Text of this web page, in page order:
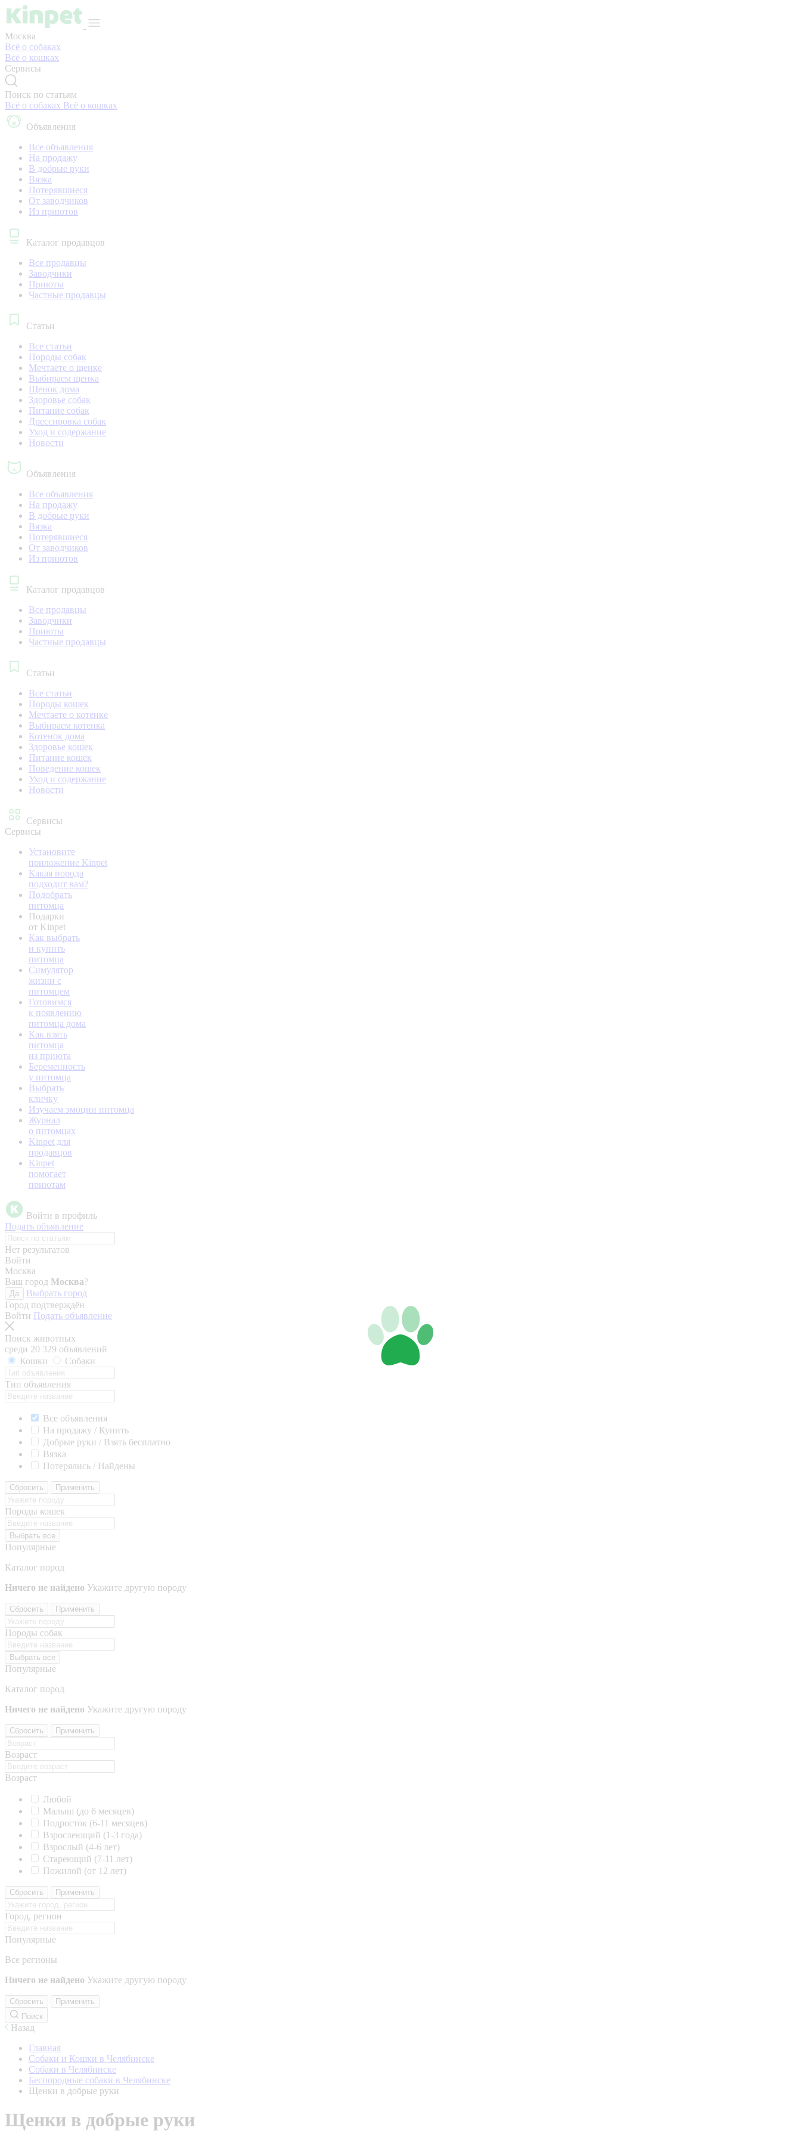
Москва
Всё о собаках
Всё о кошках
Сервисы
Поиск по статьям
Всё о собаках Всё о кошках
Объявления
Все объявления
На продажу
В добрые руки
Вязка
Потерявшиеся
От заводчиков
Из приютов
Каталог продавцов
Все продавцы
Заводчики
Приюты
Частные продавцы
Статьи
Все статьи
Породы собак
Мечтаете о щенке
Выбираем щенка
Щенок дома
Здоровье собак
Питание собак
Дрессировка собак
Уход и содержание
Новости
Объявления
Все объявления
На продажу
В добрые руки
Вязка
Потерявшиеся
От заводчиков
Из приютов
Каталог продавцов
Все продавцы
Заводчики
Приюты
Частные продавцы
Статьи
Все статьи
Породы кошек
Мечтаете о котенке
Выбираем котенка
Котенок дома
Здоровье кошек
Питание кошек
Поведение кошек
Уход и содержание
Новости
Сервисы
Сервисы
Установите
приложение Kinpet
Какая порода
подходит вам?
Подобрать
питомца
Подарки
от Kinpet
Как выбрать
и купить
питомца
Симулятор
жизни с
питомцем
Готовимся
к появлению
питомца дома
Как взять
питомца
из приюта
Беременность
у питомца
Выбрать
кличку
Изучаем эмоции питомца
Журнал
о питомцах
Kinpet для
продавцов
Kinpet
помогает
приютам
Войти в профиль
Подать объявление
Нет результатов
Войти
Москва
Ваш город Москва?
Да
Выбрать город
Город подтверждён
Войти Подать объявление
Поиск животных
среди 20 329 объявлений
Кошки
Собаки
Тип объявления
Все объявления
На продажу / Купить
Добрые руки / Взять бесплатно
Вязка
Потерялись / Найдены
Сбросить Применить
Породы кошек
Выбрать все
Популярные
Каталог пород
Ничего не найдено Укажите другую породу
Сбросить Применить
Породы собак
Выбрать все
Популярные
Каталог пород
Ничего не найдено Укажите другую породу
Сбросить Применить
Возраст
Возраст
Любой
Малыш (до 6 месяцев)
Подросток (6-11 месяцев)
Взрослеющий (1-3 года)
Взрослый (4-6 лет)
Стареющий (7-11 лет)
Пожилой (от 12 лет)
Сбросить Применить
Город, регион
Популярные
Все регионы
Ничего не найдено Укажите другую породу
Сбросить
Применить
Поиск
Назад
Главная
Собаки и Кошки в Челябинске
Собаки в Челябинске
Беспородные собаки в Челябинске
Щенки в добрые руки
Щенки в добрые руки